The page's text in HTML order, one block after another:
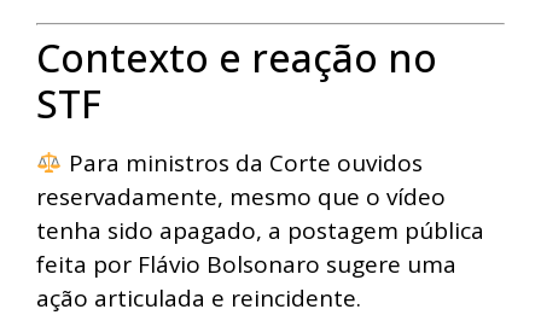
Contexto e reação no
STF
Para ministros da Corte ouvidos
reservadamente, mesmo que o vídeo
tenha sido apagado, a postagem pública
feita por Flávio Bolsonaro sugere uma
ação articulada e reincidente.